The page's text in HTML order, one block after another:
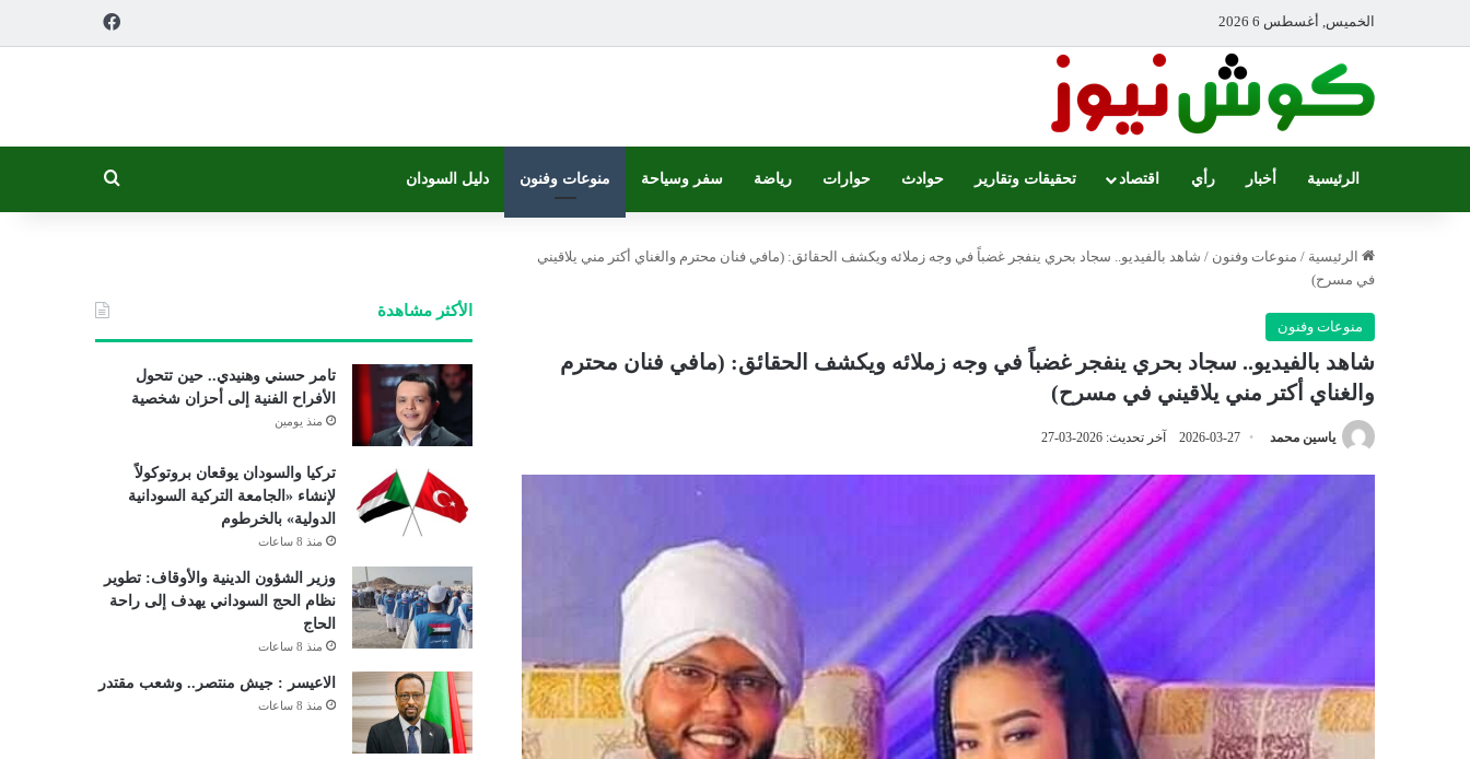
الخميس, أغسطس 6 2026
الرئيسية أخبار رأي اقتصاد تحقيقات وتقارير حوادث حوارات رياضة سفر وسياحة منوعات وفنون دليل السودان
الرئيسية / منوعات وفنون / شاهد بالفيديو.. سجاد بحري ينفجر غضباً في وجه زملائه ويكشف الحقائق: (مافي فنان محترم والغناي أكتر مني يلاقيني
في مسرح)
منوعات وفنون
شاهد بالفيديو.. سجاد بحري ينفجر غضباً في وجه زملائه ويكشف الحقائق: (مافي فنان محترم
والغناي أكتر مني يلاقيني في مسرح)
ياسين محمد 2026-03-27 آخر تحديث: 2026-03-27
الأكثر مشاهدة
تامر حسني وهنيدي.. حين تتحول
الأفراح الفنية إلى أحزان شخصية
منذ يومين
تركيا والسودان يوقعان بروتوكولاً
لإنشاء «الجامعة التركية السودانية
الدولية» بالخرطوم
منذ 8 ساعات
وزير الشؤون الدينية والأوقاف: تطوير
نظام الحج السوداني يهدف إلى راحة
الحاج
منذ 8 ساعات
الاعيسر : جيش منتصر.. وشعب مقتدر
منذ 8 ساعات